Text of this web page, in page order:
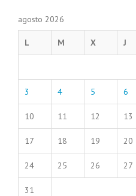
agosto 2026
L M X J
3 4 5 6
10 11 12 13
17 18 19 20
24 25 26 27
31